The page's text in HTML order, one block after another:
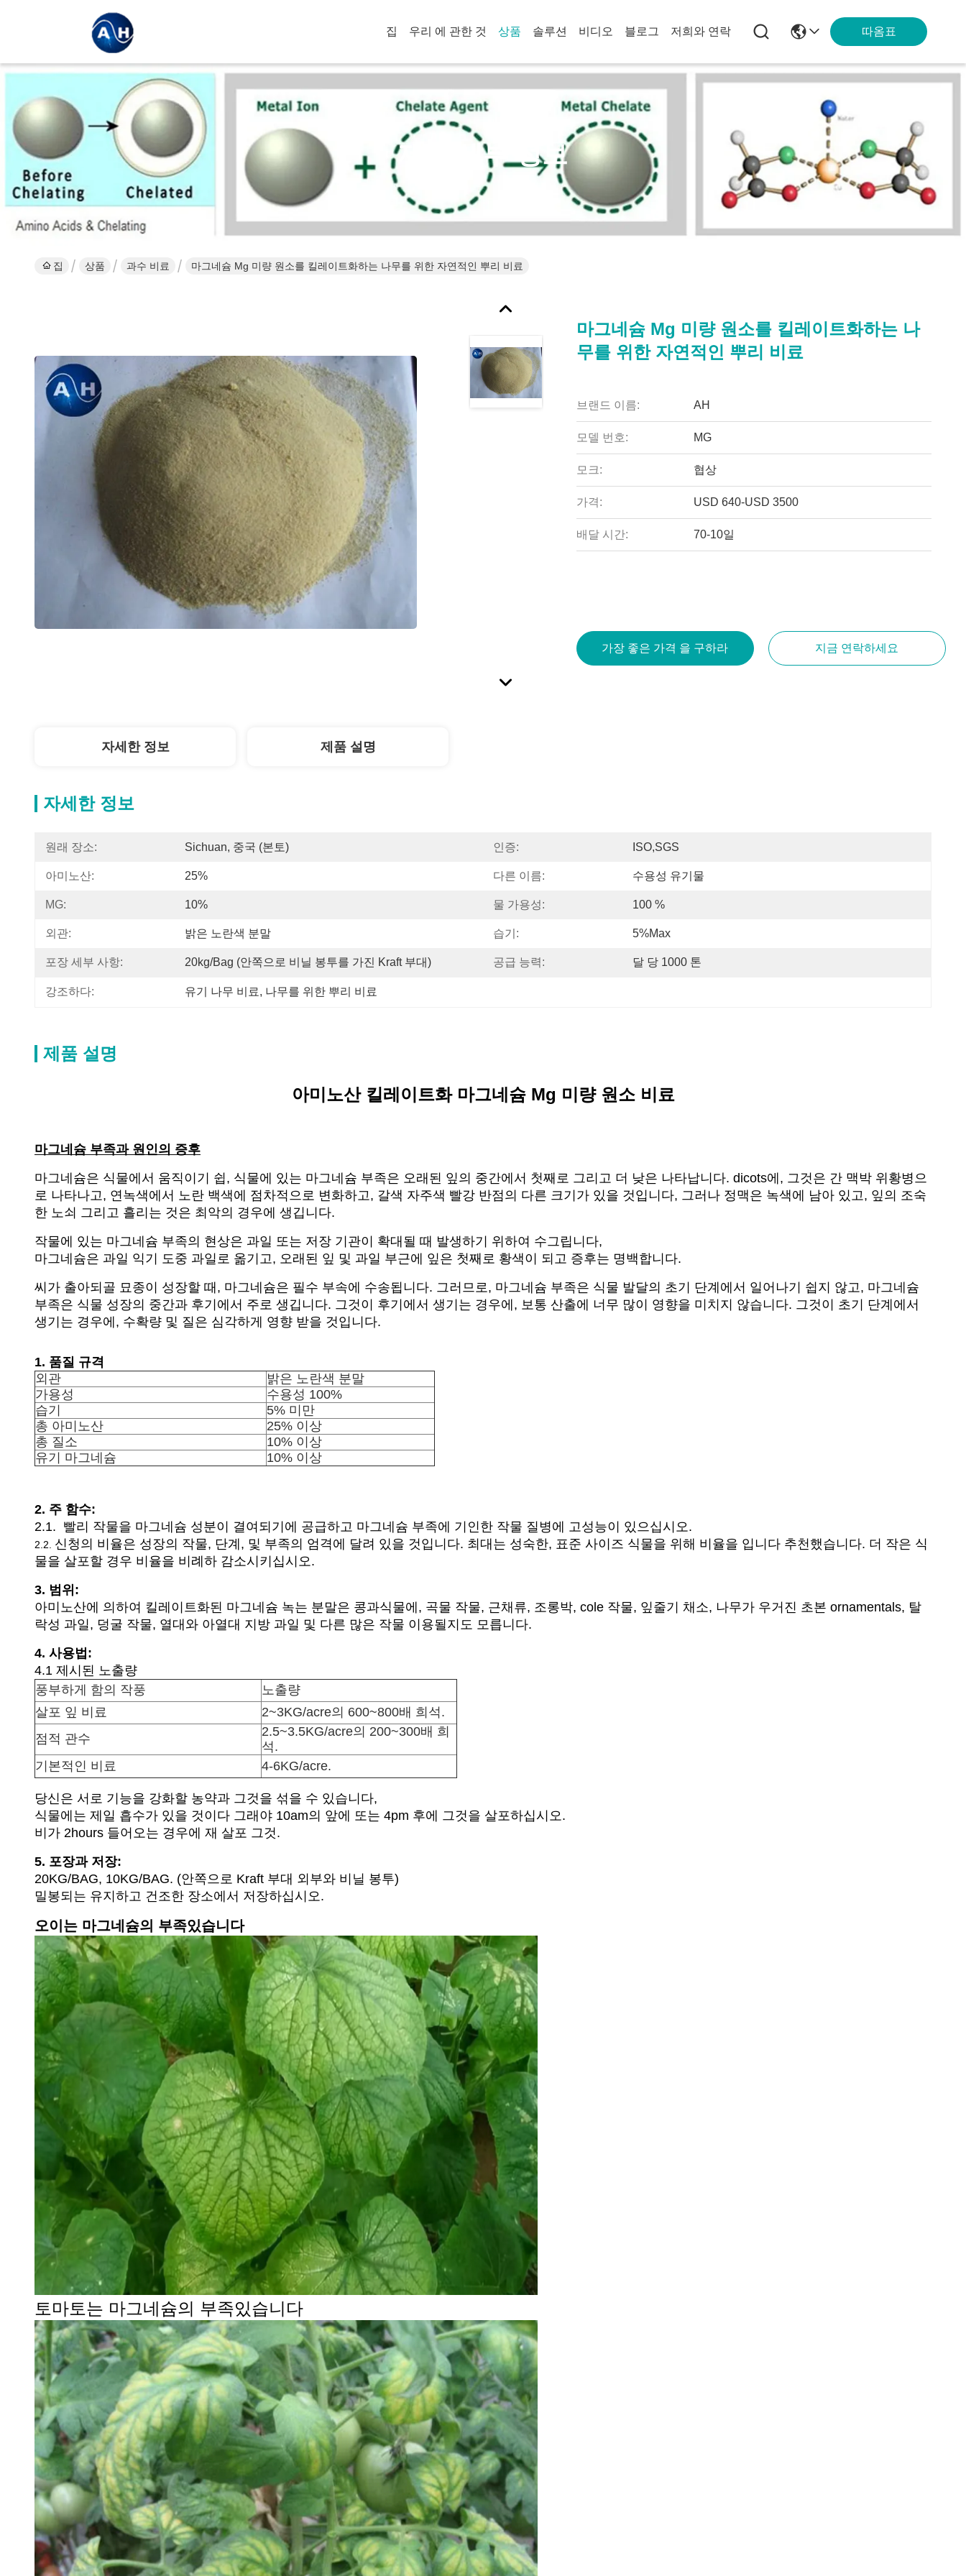
집 우리 에 관한 것 상품 솔루션 비디오 블로그 저희와 연락 따옴표
제품 세부 정보
집 상품 과수 비료 마그네슘 Mg 미량 원소를 킬레이트화하는 나무를 위한 자연적인 뿌리 비료
마그네슘 Mg 미량 원소를 킬레이트화하는 나
무를 위한 자연적인 뿌리 비료
브랜드 이름: AH
모델 번호: MG
모크: 협상
가격: USD 640-USD 3500
배달 시간: 70-10일
가장 좋은 가격 을 구하라 지금 연락하세요
자세한 정보 제품 설명
자세한 정보
원래 장소: Sichuan, 중국 (본토) 인증: ISO,SGS
아미노산: 25% 다른 이름: 수용성 유기물
MG: 10% 물 가용성: 100 %
외관: 밝은 노란색 분말 습기: 5%Max
포장 세부 사항: 20kg/bag (안쪽으로 비닐 봉투를 가진 Kraft 부대) 공급 능력: 달 당 1000 톤
강조하다: 유기 나무 비료, 나무를 위한 뿌리 비료
제품 설명
아미노산 킬레이트화 마그네슘 Mg 미량 원소 비료
마그네슘 부족과 원인의 증후
마그네슘은 식물에서 움직이기 쉽, 식물에 있는 마그네슘 부족은 오래된 잎의 중간에서 첫째로 그리고 더 낮은 나타납니다. dicots에, 그것은 간 맥박 위황병으
로 나타나고, 연녹색에서 노란 백색에 점차적으로 변화하고, 갈색 자주색 빨강 반점의 다른 크기가 있을 것입니다, 그러나 정맥은 녹색에 남아 있고, 잎의 조숙
한 노쇠 그리고 흘리는 것은 최악의 경우에 생깁니다.
작물에 있는 마그네슘 부족의 현상은 과일 또는 저장 기관이 확대될 때 발생하기 위하여 수그립니다,
마그네슘은 과일 익기 도중 과일로 옮기고, 오래된 잎 및 과일 부근에 잎은 첫째로 황색이 되고 증후는 명백합니다.
씨가 출아되골 묘종이 성장할 때, 마그네슘은 필수 부속에 수송됩니다. 그러므로, 마그네슘 부족은 식물 발달의 초기 단계에서 일어나기 쉽지 않고, 마그네슘
부족은 식물 성장의 중간과 후기에서 주로 생깁니다. 그것이 후기에서 생기는 경우에, 보통 산출에 너무 많이 영향을 미치지 않습니다. 그것이 초기 단계에서
생기는 경우에, 수확량 및 질은 심각하게 영향 받을 것입니다.
1. 품질 규격
외관
밝은 노란색 분말
가용성
수용성 100%
습기
5% 미만
총 아미노산
25% 이상
총 질소
10% 이상
유기 마그네슘
10% 이상
2. 주 함수:
2.1. 빨리 작물을 마그네슘 성분이 결여되기에 공급하고 마그네슘 부족에 기인한 작물 질병에 고성능이 있으십시오.
2.2. 신청의 비율은 성장의 작물, 단계, 및 부족의 엄격에 달려 있을 것입니다. 최대는 성숙한, 표준 사이즈 식물을 위해 비율을 입니다 추천했습니다. 더 작은 식
물을 살포할 경우 비율을 비례하 감소시키십시오.
3. 범위:
아미노산에 의하여 킬레이트화된 마그네슘 녹는 분말은 콩과식물에, 곡물 작물, 근채류, 조롱박, cole 작물, 잎줄기 채소, 나무가 우거진 초본 ornamentals, 탈
락성 과일, 덩굴 작물, 열대와 아열대 지방 과일 및 다른 많은 작물 이용될지도 모릅니다.
4. 사용법:
4.1 제시된 노출량
풍부하게 함의 작풍
노출량
살포 잎 비료
2~3KG/acre의 600~800배 희석.
점적 관수
2.5~3.5KG/acre의 200~300배 희
석.
기본적인 비료
4-6KG/acre.
당신은 서로 기능을 강화할 농약과 그것을 섞을 수 있습니다,
식물에는 제일 흡수가 있을 것이다 그래야 10am의 앞에 또는 4pm 후에 그것을 살포하십시오.
비가 2hours 들어오는 경우에 재 살포 그것.
5. 포장과 저장:
20KG/BAG, 10KG/BAG. (안쪽으로 Kraft 부대 외부와 비닐 봉투)
밀봉되는 유지하고 건조한 장소에서 저장하십시오.
오이는 마그네슘의 부족있습니다
토마토는 마그네슘의 부족있습니다